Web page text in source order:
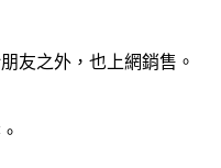
友之外，也上網銷售。